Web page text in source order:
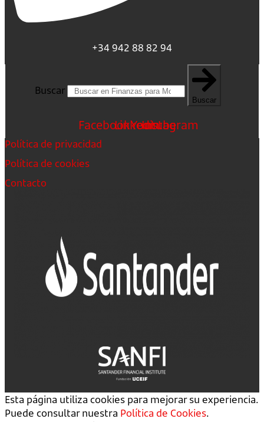
+34 942 88 82 94
Buscar
Buscar
FacebookLinkedin
Youtube
Instagram
Política de privacidad
Política de cookies
Contacto
Esta página utiliza cookies para mejorar su experiencia.
Puede consultar nuestra Política de Cookies.